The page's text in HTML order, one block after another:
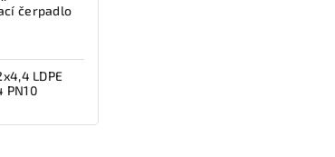
čerpadlo
LDPE
PN10